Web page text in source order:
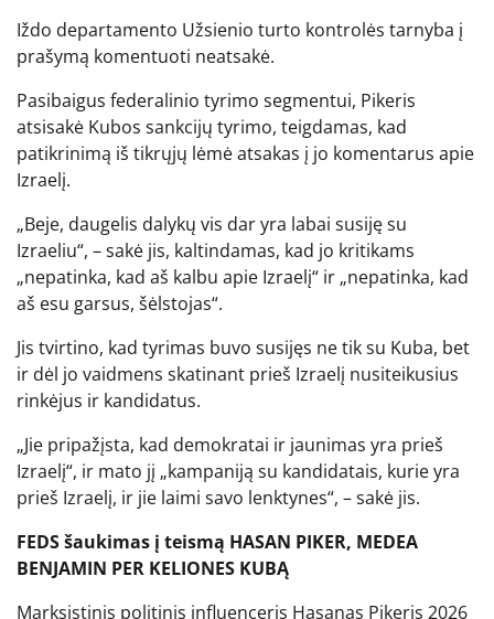
Iždo departamento Užsienio turto kontrolės tarnyba į
prašymą komentuoti neatsakė.
Pasibaigus federalinio tyrimo segmentui, Pikeris
atsisakė Kubos sankcijų tyrimo, teigdamas, kad
patikrinimą iš tikrųjų lėmė atsakas į jo komentarus apie
Izraelį.
„Beje, daugelis dalykų vis dar yra labai susiję su
Izraeliu“, – sakė jis, kaltindamas, kad jo kritikams
„nepatinka, kad aš kalbu apie Izraelį“ ir „nepatinka, kad
aš esu garsus, šėlstojas“.
Jis tvirtino, kad tyrimas buvo susijęs ne tik su Kuba, bet
ir dėl jo vaidmens skatinant prieš Izraelį nusiteikusius
rinkėjus ir kandidatus.
„Jie pripažįsta, kad demokratai ir jaunimas yra prieš
Izraelį“, ir mato jį „kampaniją su kandidatais, kurie yra
prieš Izraelį, ir jie laimi savo lenktynes“, – sakė jis.
FEDS šaukimas į teismą HASAN PIKER, MEDEA
BENJAMIN PER KELIONES KUBĄ
Marksistinis politinis influenceris Hasanas Pikeris 2026